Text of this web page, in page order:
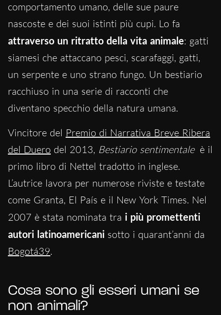
comportamento umano, delle sue paure
nascoste e dei suoi istinti più cupi. Lo fa
attraverso un ritratto della vita animale: gatti
siamesi che attaccano pesci, scarafaggi, gatti,
un serpente e uno strano fungo. Un bestiario
racchiuso in una serie di racconti che
diventano specchio della natura umana.
Vincitore del Premio di Narrativa Breve Ribera
del Duero del 2013, Bestiario sentimentale è il
primo libro di Nettel tradotto in inglese.
L’autrice lavora per numerose riviste e testate
come Granta, El País e il New York Times. Nel
2007 è stata nominata tra i più promettenti
autori latinoamericani sotto i quarant’anni da
Bogotá39.
Cosa sono gli esseri umani se
non animali?